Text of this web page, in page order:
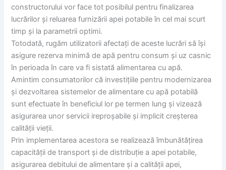
constructorului vor face tot posibilul pentru finalizarea
lucrărilor și reluarea furnizării apei potabile în cel mai scurt
timp și la parametrii optimi.
Totodată, rugăm utilizatorii afectați de aceste lucrări să își
asigure rezerva minimă de apă pentru consum și uz casnic
în perioada în care va fi sistată alimentarea cu apă.
Amintim consumatorilor că investițiile pentru modernizarea
și dezvoltarea sistemelor de alimentare cu apă potabilă
sunt efectuate în beneficiul lor pe termen lung și vizează
asigurarea unor servicii ireproșabile și implicit creșterea
calității vieții.
Prin implementarea acestora se realizează îmbunătățirea
capacității de transport și de distribuție a apei potabile,
asigurarea debitului de alimentare și a calității apei,